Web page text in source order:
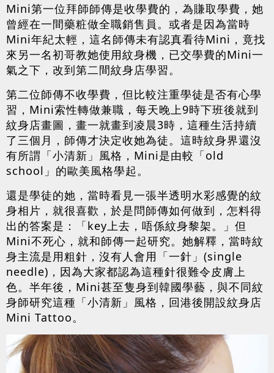
Mini第一位拜師師傳是收學費的，為賺取學費，她
曾經在一間藥粧做全職銷售員。或者是因為當時
Mini年紀太輕，這名師傳未有認真看待Mini，竟找
來另一名初哥教她使用紋身機，已交學費的Mini一
氣之下，改到第二間紋身店學習。
第二位師傳不收學費，但比較注重學徒是否有心學
習，Mini索性轉做兼職，每天晚上9時下班後就到
紋身店畫圖，畫一就畫到凌晨3時，這種生活持續
了三個月，師傳才決定收她為徒。這時紋身界還沒
有所謂「小清新」風格，Mini是由較「old
school」的歐美風格學起。
還是學徒的她，當時看見一張半透明水彩感覺的紋
身相片，就很喜歡，於是問師傳如何做到，怎料得
出的答案是：「key上去，唔係紋身黎架。」但
Mini不死心，就和師傳一起研究。她解釋，當時紋
身主流是用粗針，沒有人會用「一針」(single
needle)，因為大家都認為這種針很難令皮膚上
色。半年後，Mini甚至隻身到韓國學藝，與不同紋
身師研究這種「小清新」風格，回港後開設紋身店
Mini Tattoo。